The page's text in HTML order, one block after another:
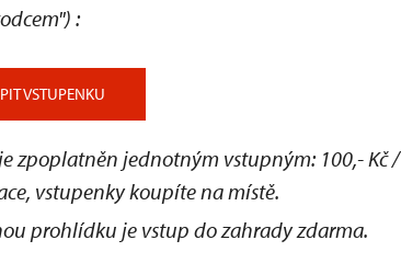
:
VSTUPENKU
zpoplatněn jednotným vstupným: 100,- Kč /
vstupenky koupíte na místě.
prohlídku je vstup do zahrady zdarma.